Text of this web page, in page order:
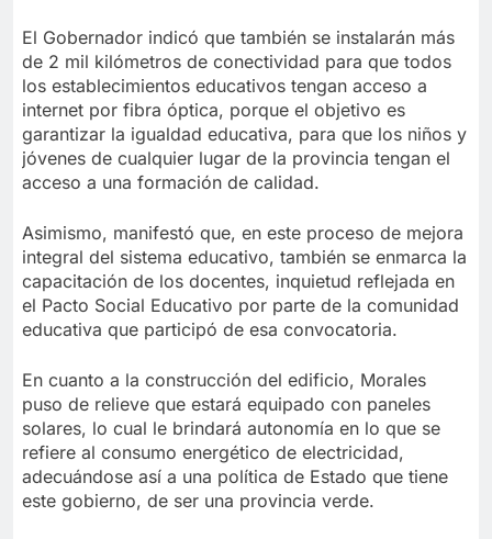
El Gobernador indicó que también se instalarán más
de 2 mil kilómetros de conectividad para que todos
los establecimientos educativos tengan acceso a
internet por fibra óptica, porque el objetivo es
garantizar la igualdad educativa, para que los niños y
jóvenes de cualquier lugar de la provincia tengan el
acceso a una formación de calidad.
Asimismo, manifestó que, en este proceso de mejora
integral del sistema educativo, también se enmarca la
capacitación de los docentes, inquietud reflejada en
el Pacto Social Educativo por parte de la comunidad
educativa que participó de esa convocatoria.
En cuanto a la construcción del edificio, Morales
puso de relieve que estará equipado con paneles
solares, lo cual le brindará autonomía en lo que se
refiere al consumo energético de electricidad,
adecuándose así a una política de Estado que tiene
este gobierno, de ser una provincia verde.